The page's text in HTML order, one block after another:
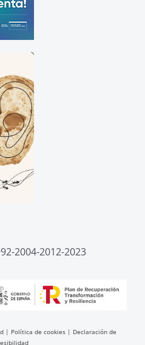
2004-2012-2023
| Política de cookies| Declaración de